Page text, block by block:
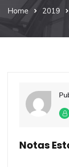
Home 2019
Notas